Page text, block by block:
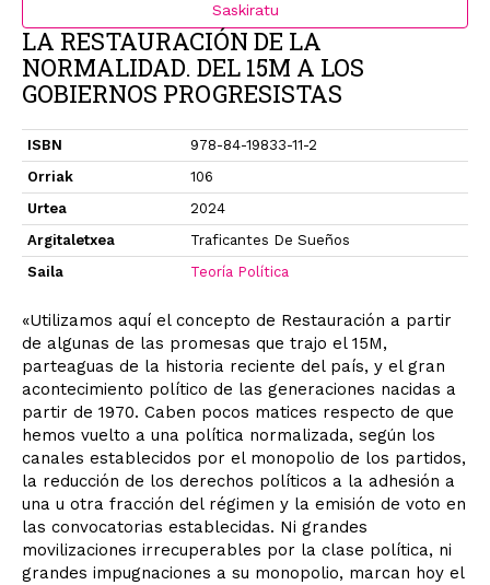
Saskiratu
LA RESTAURACIÓN DE LA
NORMALIDAD. DEL 15M A LOS
GOBIERNOS PROGRESISTAS
ISBN
978-84-19833-11-2
Orriak
106
Urtea
2024
Argitaletxea
Traficantes De Sueños
Saila
Teoría Política
«Utilizamos aquí el concepto de Restauración a partir
de algunas de las promesas que trajo el 15M,
parteaguas de la historia reciente del país, y el gran
acontecimiento político de las generaciones nacidas a
partir de 1970. Caben pocos matices respecto de que
hemos vuelto a una política normalizada, según los
canales establecidos por el monopolio de los partidos,
la reducción de los derechos políticos a la adhesión a
una u otra fracción del régimen y la emisión de voto en
las convocatorias establecidas. Ni grandes
movilizaciones irrecuperables por la clase política, ni
grandes impugnaciones a su monopolio, marcan hoy el